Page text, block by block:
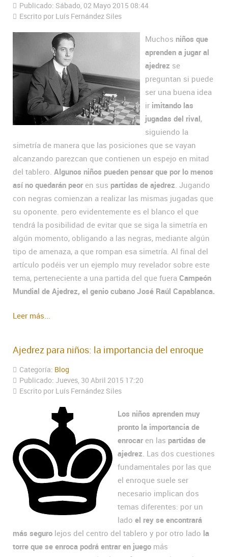
Publicado: Sábado, 02 Mayo 2015 08:44
Escrito por Luís Fernández Siles
Muchos niños que
aprenden a jugar al
ajedrez se
preguntan si puede
ser una buena idea
ir imitando las
jugadas del rival,
siguiendo la
simetría de manera que las posiciones que se vayan
alcanzando parezcan que contienen un espejo en mitad
del tablero. Algunos niños pueden pensar que por lo menos
así no quedarán peor en sus partidas de ajedrez . Jugando
con negras comienzan a realizar las mismas jugadas que
su oponente. pero evidentemente es el blanco el que
tendrá la posibilidad de evitar que se siga la simetría en
algún momento, obligando a las negras, mediante algún
tipo de amenaza, a que rompan esa simetría. Al final del
artículo podéis ver un ejemplo muy revelador sobre este
tema, perteneciente a una partida del que fuera Campeón
Mundial de Ajedrez, el genio cubano José Raúl Capablanca.
Leer más...
Ajedrez para niños: la importancia del enroque
Categoría: Blog
Publicado: Jueves, 30 Abril 2015 17:20
Escrito por Luís Fernández Siles
Los niños aprenden muy
pronto la importancia de
enrocar en las partidas de
ajedrez . Las dos cuestiones
fundamentales por las que
el enroque suele ser
necesario implican dos
temas diferentes: por un
lado el rey se encontrará
más seguro lejos del centro del tablero y por otro lado la
torre que se enroca podrá entrar en juego más